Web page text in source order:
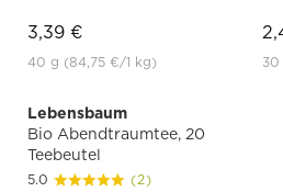
3,39 €
40 g (84,75 €/1 kg) 30
Lebensbaum
Bio Abendtraumtee, 20
Teebeutel
5.0 (2)